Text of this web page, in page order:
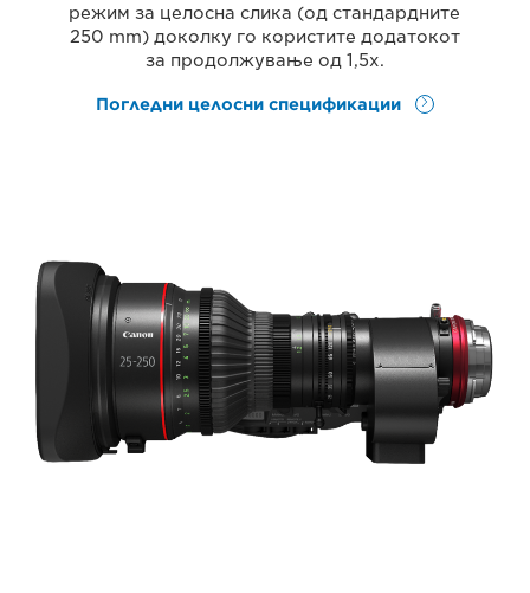
режим за целосна слика (од стандардните
250 mm) доколку го користите додатокот
за продолжување од 1,5x.
Погледни целосни спецификации